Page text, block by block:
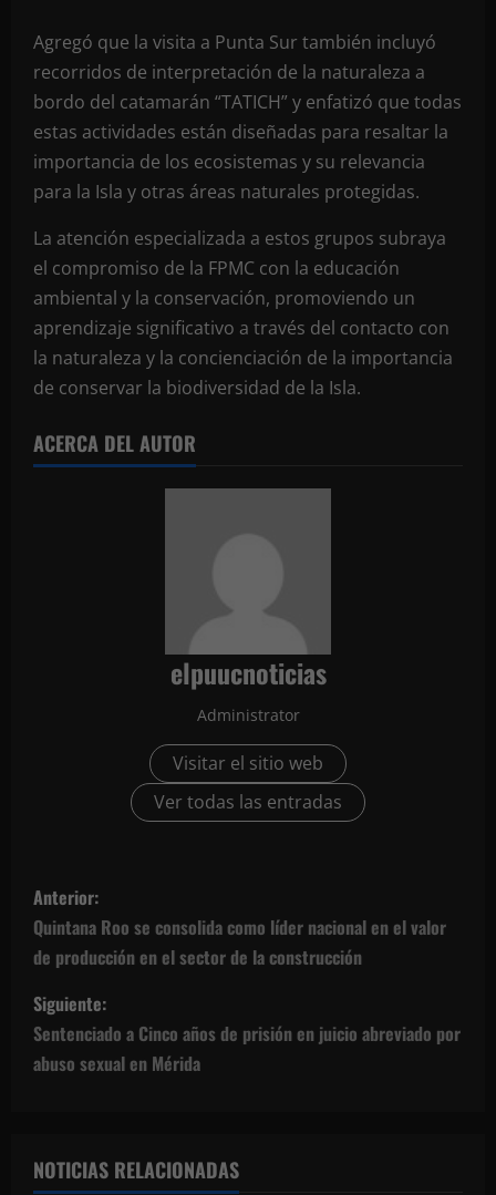
Agregó que la visita a Punta Sur también incluyó
recorridos de interpretación de la naturaleza a
bordo del catamarán “TATICH” y enfatizó que todas
estas actividades están diseñadas para resaltar la
importancia de los ecosistemas y su relevancia
para la Isla y otras áreas naturales protegidas.
La atención especializada a estos grupos subraya
el compromiso de la FPMC con la educación
ambiental y la conservación, promoviendo un
aprendizaje significativo a través del contacto con
la naturaleza y la concienciación de la importancia
de conservar la biodiversidad de la Isla.
ACERCA DEL AUTOR
elpuucnoticias
Administrator
Visitar el sitio web
Ver todas las entradas
N
a
v
e
g
c
Anterior:
Quintana Roo se consolida como líder nacional en el valor
de producción en el sector de la construcción
Siguiente:
Sentenciado a Cinco años de prisión en juicio abreviado por
abuso sexual en Mérida
NOTICIAS RELACIONADAS